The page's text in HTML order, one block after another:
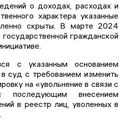
о доходах, расходах и
характера указанные
скрыты. В марте 2024
гражданской
с указанным основанием
суд с требованием изменить
на «увольнение в связи с
последующим внесением
в реестр лиц, уволенных в